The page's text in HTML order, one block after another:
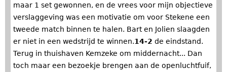
maar 1 set gewonnen, en de vrees voor mijn objectieve
verslaggeving was een motivatie om voor Stekene een
tweede match binnen te halen. Bart en Jolien slaagden
er niet in een wedstrijd te winnen.14-2 de eindstand.
Terug in thuishaven Kemzeke om middernacht... Dan
toch maar een bezoekje brengen aan de openluchtfuif,